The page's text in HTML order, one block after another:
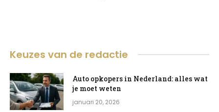
Keuzes van de redactie
Auto opkopers in Nederland: alles wat
je moet weten
januari 20, 2026